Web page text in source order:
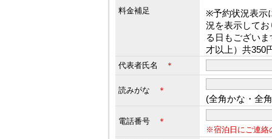
料金補足
※予約状況表示
況を表示して
る日もござい
才以上）共350
代表者氏名 ＊
読みがな ＊
(全角かな・全
電話番号
＊
※宿泊日にご連絡